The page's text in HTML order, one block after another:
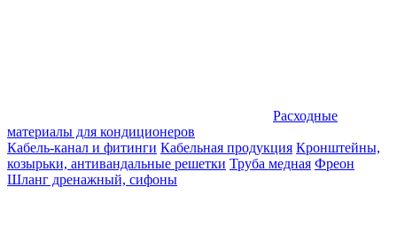
Расходные
материалы для кондиционеров
Кабель-канал и фитинги Кабельная продукция Кронштейны,
козырьки, антивандальные решетки Труба медная Фреон
Шланг дренажный, сифоны